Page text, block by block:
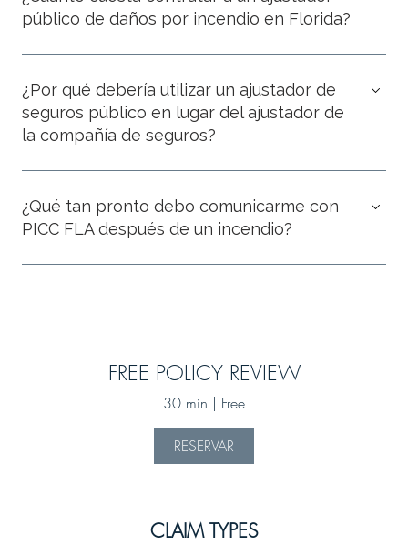
público de daños por incendio en Florida?
¿Por qué debería utilizar un ajustador de
seguros público en lugar del ajustador de
la compañía de seguros?
¿Qué tan pronto debo comunicarme con
PICC FLA después de un incendio?
FREE POLICY REVIEW
30 min | Free
RESERVAR
CLAIM TYPES